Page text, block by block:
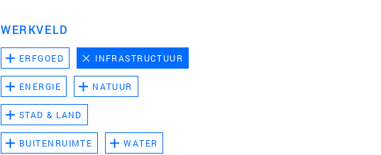
WERKVELD
ERFGOED INFRASTRUCTUUR
ENERGIE NATUUR
STAD & LAND
BUITENRUIMTE WATER